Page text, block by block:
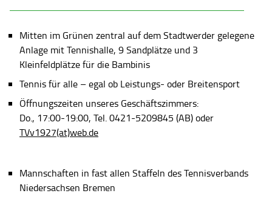
Mitten im Grünen zentral auf dem Stadtwerder gelegene
Anlage mit Tennishalle, 9 Sandplätze und 3
Kleinfeldplätze für die Bambinis
Tennis für alle – egal ob Leistungs- oder Breitensport
Öffnungszeiten unseres Geschäftszimmers:
Do., 17:00-19:00, Tel. 0421-5209845 (AB) oder
TVv1927(at)web.de
Mannschaften in fast allen Staffeln des Tennisverbands
Niedersachsen Bremen